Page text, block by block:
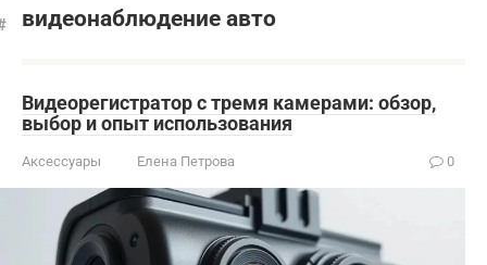
видеонаблюдение авто
Видеорегистратор с тремя камерами: обзор,
выбор и опыт использования
Аксессуары Елена Петрова 0